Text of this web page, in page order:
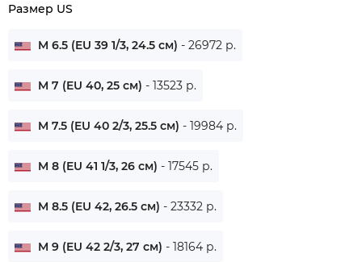
Размер US
M 6.5 (EU 39 1/3, 24.5 см) - 26972 р.
M 7 (EU 40, 25 см) - 13523 р.
M 7.5 (EU 40 2/3, 25.5 см) - 19984 р.
M 8 (EU 41 1/3, 26 см) - 17545 р.
M 8.5 (EU 42, 26.5 см) - 23332 р.
M 9 (EU 42 2/3, 27 см) - 18164 р.